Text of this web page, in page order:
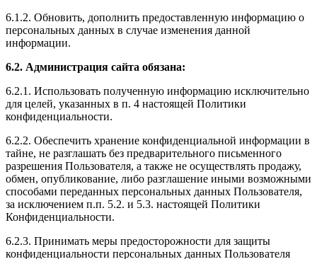
6.1.2. Обновить, дополнить предоставленную информацию о
персональных данных в случае изменения данной
информации.
6.2. Администрация сайта обязана:
6.2.1. Использовать полученную информацию исключительно
для целей, указанных в п. 4 настоящей Политики
конфиденциальности.
6.2.2. Обеспечить хранение конфиденциальной информации в
тайне, не разглашать без предварительного письменного
разрешения Пользователя, а также не осуществлять продажу,
обмен, опубликование, либо разглашение иными возможными
способами переданных персональных данных Пользователя,
за исключением п.п. 5.2. и 5.3. настоящей Политики
Конфиденциальности.
6.2.3. Принимать меры предосторожности для защиты
конфиденциальности персональных данных Пользователя